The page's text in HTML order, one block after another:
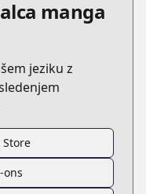
manga
jeziku z
Store
ons